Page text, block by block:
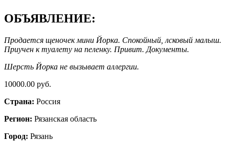
ОБЪЯВЛЕНИЕ:
Продается щеночек мини Йорка. Спокойный, лсковый малыш.
Приучен к туалету на пеленку. Привит. Документы.
Шерсть Йорка не вызывает аллергии.
10000.00 руб.
Страна: Россия
Регион: Рязанская область
Город: Рязань